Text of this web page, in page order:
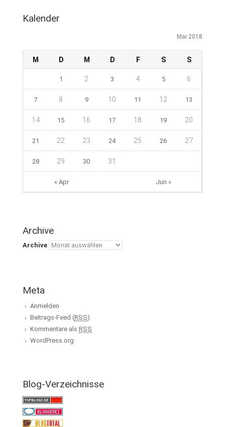
Kalender
Mai 2018
M D M D F S S
« Apr Jun »
1 2 3 4 5 6
7 8 9 10 11 12 13
14 15 16 17 18 19 20
21 22 23 24 25 26 27
28 29 30 31
Archive
Archive
Meta
Anmelden
Beitrags-Feed (RSS)
Kommentare als RSS
WordPress.org
Blog-Verzeichnisse